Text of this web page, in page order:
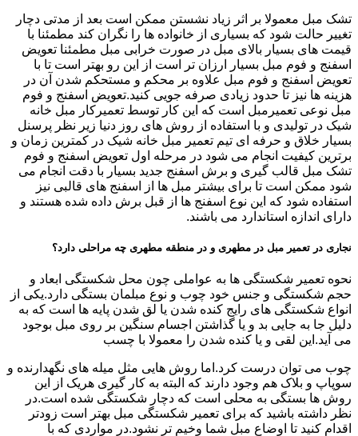
تشک مبل معمولا بر اثر زیاد نشستن ممکن است بعد از مدتی دچار
تغییر حالت شود که بسیاری از خانواده ها را نگران کند مطمئنا با
قیمت های بسیار بالای مبل در صورت خرابی مبل مطمئنا تعویض
اسفنج و فوم مبل بسیار ارزان تر است از این رو بهتر است تا با
تعویض اسفنج و فوم مبل علاوه بر محکم و مستحکم شدن آن در
هزینه ها نیز تا حدود زیادی صرفه جویی کنید.تعویض اسفنج و فوم
مبل نوعی تعمیرمبل است که این کار توسط تعمیرکار مبل خانه
شیک در تولیدی و با استفاده از روش های روز دنیا زیر نظر پرسنل
بسیار خلاق و حرفه ای تیم تعمیر مبل خانه شیک در کمترین زمان و
برترین کیفیت انجام می شود در مرحله اول تعویض اسفنج و فوم
تشک مبل قالب گیری و برش اسفنج جدید بسیار با دقت انجام می
شود ممکن است تا برای بیشتر مبل ها از اسفنج های قالبی نیز
استفاده شود که این نوع اسفنج ها از قبل برش داده شده هستند و
دارای اندازه استاندارد می باشند.
نجاری در تعمیر مبل در مطهری و در منطقه مطهری چه مراحلی دارد؟
نحوه تعمیر شکستگی ها به عواملی چون محل شکستگی ابعاد و
حجم شکستگی و جنس خود چوب و نوع مبلمان بستگی دارد.یکی از
انواع شکستگی های رایج کنده شدن یا لق شدن پایه ها است که به
دلیل جا به جایی بد و یا گذاشتن اجسام سنگین بر روی مبل بوجود
می آید.این لقی و یا کنده شدن را معمولا با چسب
چوب می توان درست کرد.اما روش هایی مثل میله های نگهدارنده و
سوپاپ و بلاک هم وجود دارند که البته به کار گیری هریک از این
روش ها بستگی به محلی است که دچار شکستگی شده است.در
نظر داشته باشید که برای تعمیر شکستگی مبل بهتر است زودتر
اقدام کنید تا اوضاع مبل شما وخیم تر نشود.در مواردی که با